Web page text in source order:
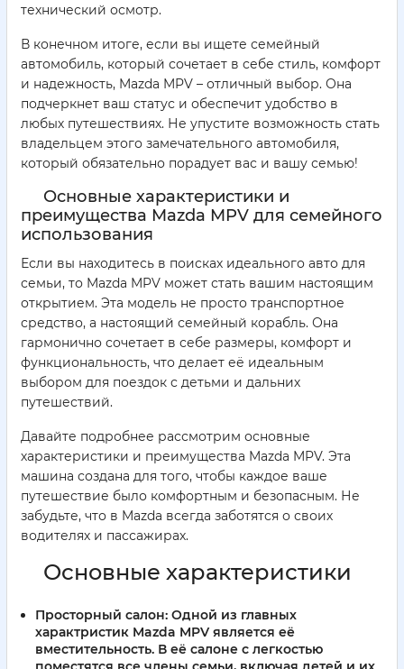
технический осмотр.
В конечном итоге, если вы ищете семейный
автомобиль, который сочетает в себе стиль, комфорт
и надежность, Mazda MPV – отличный выбор. Она
подчеркнет ваш статус и обеспечит удобство в
любых путешествиях. Не упустите возможность стать
владельцем этого замечательного автомобиля,
который обязательно порадует вас и вашу семью!
Основные характеристики и
преимущества Mazda MPV для семейного
использования
Если вы находитесь в поисках идеального авто для
семьи, то Mazda MPV может стать вашим настоящим
открытием. Эта модель не просто транспортное
средство, а настоящий семейный корабль. Она
гармонично сочетает в себе размеры, комфорт и
функциональность, что делает её идеальным
выбором для поездок с детьми и дальних
путешествий.
Давайте подробнее рассмотрим основные
характеристики и преимущества Mazda MPV. Эта
машина создана для того, чтобы каждое ваше
путешествие было комфортным и безопасным. Не
забудьте, что в Mazda всегда заботятся о своих
водителях и пассажирах.
Основные характеристики
Просторный салон: Одной из главных
характристик Mazda MPV является её
вместительность. В её салоне с легкостью